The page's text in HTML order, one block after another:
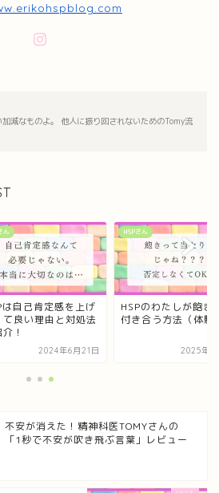
加減なものよ。 他人に振り回されないためのTomy流
ん
は自己肯定感を上げ
て良い理由と対処法
！
2024年6月21日
HSPさん
HSPのわたしが飽き
付き合う方法（体験
2025年7
不安が消えた！精神科医TOMYさんの
「1秒で不安が吹き飛ぶ言葉」レビュー